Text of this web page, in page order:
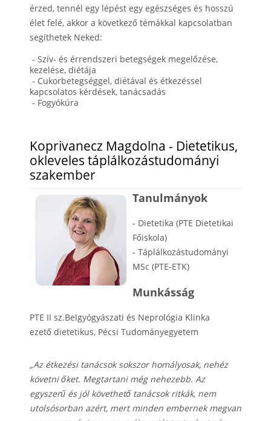
érzed, tennél egy lépést egy egészséges és hosszú
élet felé, akkor a következő témákkal kapcsolatban
segíthetek Neked:
- Szív- és érrendszeri betegségek megelőzése,
kezelése, diétája
- Cukorbetegséggel, diétával és étkezéssel
kapcsolatos kérdések, tanácsadás
- Fogyókúra
Koprivanecz Magdolna - Dietetikus,
okleveles táplálkozástudományi
szakember
Tanulmányok
- Dietetika (PTE Dietetikai
Főiskola)
- Táplálkozástudományi
MSc (PTE-ETK)
Munkásság
PTE II sz.Belgyógyászati és Neprológia Klinka
ezető dietetikus, Pécsi Tudományegyetem
„Az étkezési tanácsok sokszor homályosak, nehéz
követni őket. Megtartani még nehezebb. Az
egyszerű és jól követhető tanácsok ritkák, nem
utolsósorban azért, mert minden embernek megvan